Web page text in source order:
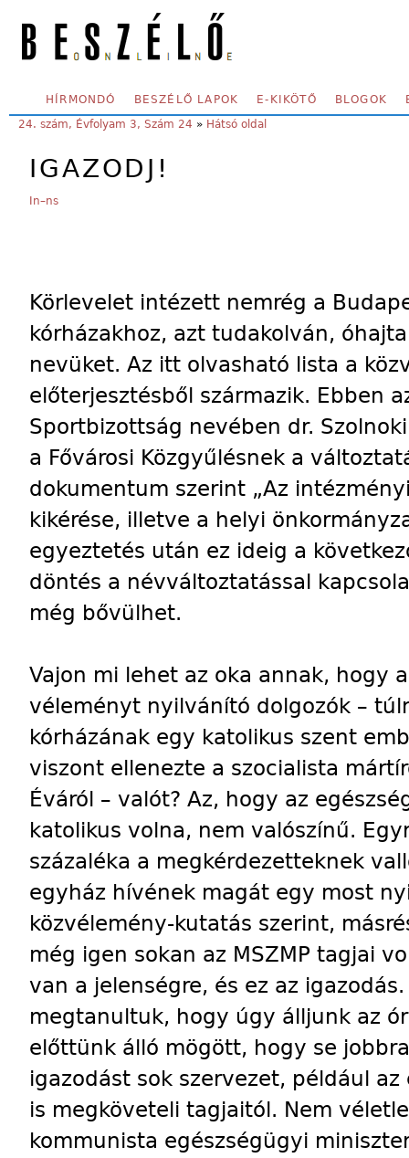
SECONDARY MENU
HÍRMONDÓ BESZÉLŐ LAPOK E-KIKÖTŐ BLOGOK
YOU ARE HERE:
24. szám, Évfolyam 3, Szám 24 » Hátsó oldal
IGAZODJ!
In–ns
Körlevelet intézett nemrég a
kórházakhoz, azt tudakolván,
nevüket. Az itt olvasható lista a
előterjesztésből származik. Ebben
Sportbizottság nevében dr.
a Fővárosi Közgyűlésnek a
dokumentum szerint „Az
kikérése, illetve a helyi
egyeztetés után ez ideig a
döntés a névváltoztatással
még bővülhet.
Vajon mi lehet az oka annak, hogy
véleményt nyilvánító dolgozók –
kórházának egy katolikus szent
viszont ellenezte a szocialista
Éváról – valót? Az, hogy az
katolikus volna, nem valószínű.
százaléka a megkérdezetteknek
egyház hívének magát egy most
közvélemény-kutatás szerint,
még igen sokan az MSZMP tagjai
van a jelenségre, és ez az
megtanultuk, hogy úgy álljunk az
előttünk álló mögött, hogy se
igazodást sok szervezet, például
is megköveteli tagjaitól. Nem
kommunista egészségügyi